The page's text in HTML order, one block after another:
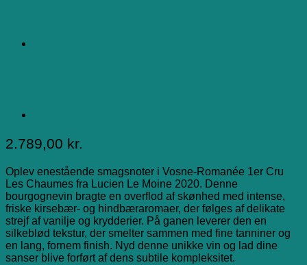
2.789,00 kr.
Oplev enestående smagsnoter i Vosne-Romanée 1er Cru
Les Chaumes fra Lucien Le Moine 2020. Denne
bourgognevin bragte en overflod af skønhed med intense,
friske kirsebær- og hindbæraromaer, der følges af delikate
strejf af vanilje og krydderier. På ganen leverer den en
silkeblød tekstur, der smelter sammen med fine tanniner og
en lang, fornem finish. Nyd denne unikke vin og lad dine
sanser blive forført af dens subtile kompleksitet.